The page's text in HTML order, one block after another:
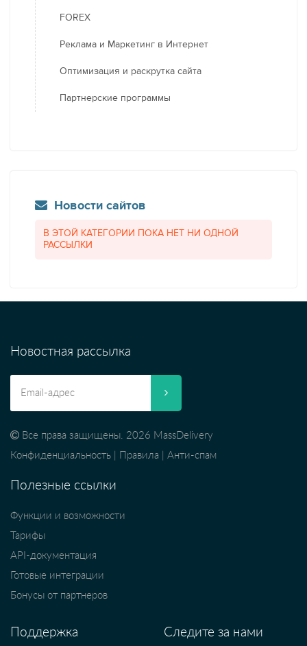
FOREX
Реклама и Маркетинг в Интернет
Оптимизация и раскрутка сайта
Партнерские программы
Новости сайтов
В ЭТОЙ КАТЕГОРИИ ПОКА НЕТ НИ ОДНОЙ
РАССЫЛКИ
Новостная рассылка
Все права защищены. 2026 MassDelivery
Конфиденциальность
Правила Анти-спам
Полезные ссылки
Функции и возможности
Тарифы
API-документация
Готовые интеграции
Бонусы от партнеров
Поддержка Следите за нами